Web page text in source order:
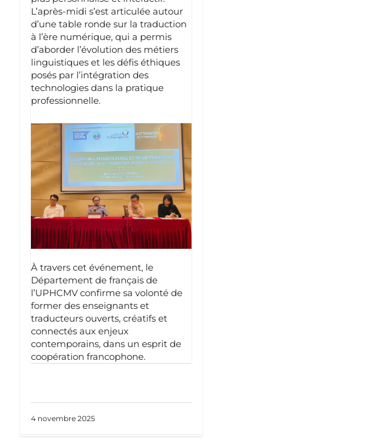
L’après-midi s’est articulée autour
d’une table ronde sur la traduction
à l’ère numérique, qui a permis
d’aborder l’évolution des métiers
linguistiques et les défis éthiques
posés par l’intégration des
technologies dans la pratique
professionnelle.
À travers cet événement, le
Département de français de
l’UPHCMV confirme sa volonté de
former des enseignants et
traducteurs ouverts, créatifs et
connectés aux enjeux
contemporains, dans un esprit de
coopération francophone.
4 novembre 2025